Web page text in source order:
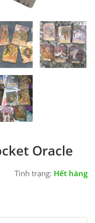
Oracle
Tình trạng: Hết hàng